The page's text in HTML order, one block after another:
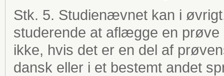
Stk. 5. Studienævnet kan i
studerende at aflægge en
ikke, hvis det er en del af
dansk eller i et bestemt andet